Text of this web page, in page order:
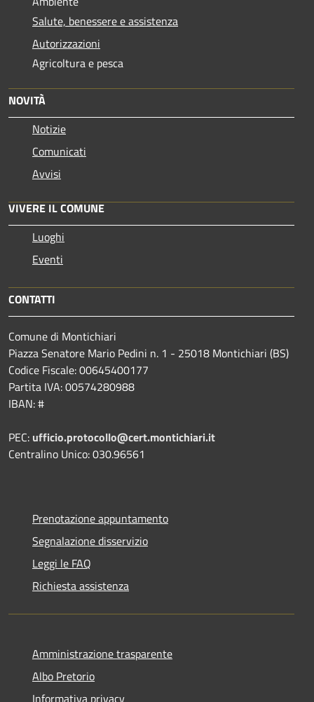
Salute, benessere e assistenza
Autorizzazioni
Agricoltura e pesca
NOVITÀ
Notizie
Comunicati
Avvisi
VIVERE IL COMUNE
Luoghi
Eventi
CONTATTI
Comune di Montichiari
Piazza Senatore Mario Pedini n. 1 - 25018 Montichiari (BS)
Codice Fiscale: 00645400177
Partita IVA: 00574280988
IBAN: #
PEC: ufficio.protocollo@cert.montichiari.it
Centralino Unico: 030.96561
Prenotazione appuntamento
Segnalazione disservizio
Leggi le FAQ
Richiesta assistenza
Amministrazione trasparente
Albo Pretorio
Informativa privacy